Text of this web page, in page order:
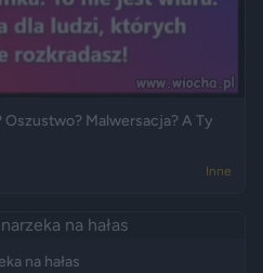
Malwersacja? A Ty
Inne
na hałas